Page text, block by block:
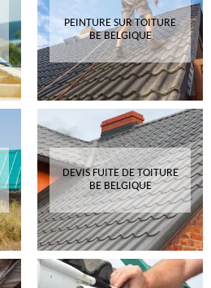
PEINTURE SUR TOITURE
BE BELGIQUE
DEVIS FUITE DE TOITURE
BE BELGIQUE